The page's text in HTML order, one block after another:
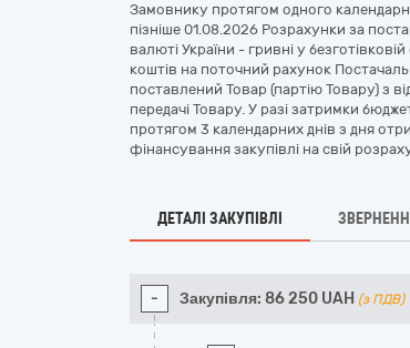
Замовнику протягом одного
пізніше 01.08.2026 Розрахунки за
валюті України - гривні у
коштів на поточний рахунок
поставлений Товар (партію Товару) з
передачі Товару. У разі затримки
протягом 3 календарних днів з дня
фінансування закупівлі на свій
ДЕТАЛІ ЗАКУПІВЛІ
- Закупівля: 86 250 UAH (з ПДВ)